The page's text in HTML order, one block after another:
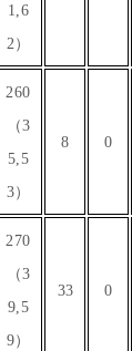
1,6
2）
260
（3
5,5
3）
8 0
270
（3
9,5
9）
33 0